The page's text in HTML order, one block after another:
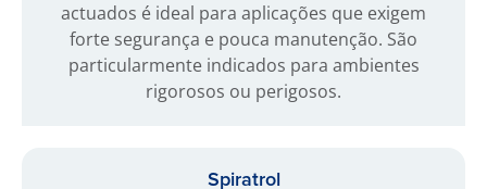
actuados é ideal para aplicações que exigem
forte segurança e pouca manutenção. São
particularmente indicados para ambientes
rigorosos ou perigosos.
Spiratrol